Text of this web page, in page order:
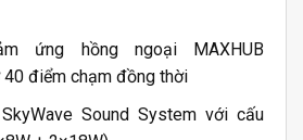
ứng hồng ngoại MAXHUB
40 điểm chạm đồng thời
Sound System với cấu